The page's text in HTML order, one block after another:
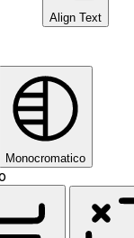
Align Text
Monocromatico